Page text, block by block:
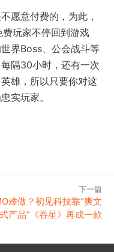
愿意付费的，为此，
玩家不停回到游戏
界Boss、公会战斗等
隔30小时，还有一次
雄，所以只要你对这
实玩家。
下一篇
难做？初见科技靠“爽文
式产品”《吞星》再成一款